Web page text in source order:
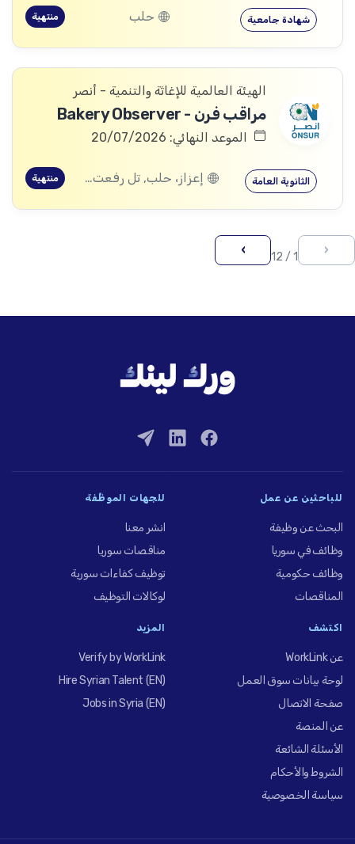
شهادة جامعية حلب منتهية
الهيئة العالمية للإغاثة والتنمية - أنصر
مراقب فرن - Bakery Observer
الموعد النهائي: 20/07/2026
الثانوية العامة إعزاز، حلب, تل رفعت، إعزاز، حلب, كفرنبل، إدلب, إدلب, معرة النعمان، إدلب, كفر زيتا، حماة منتهية
‹
1 / 12
›
للباحثين عن عمل
البحث عن وظيفة
وظائف في سوريا
وظائف حكومية
المناقصات
للجهات الموظِّفة
انشر معنا
مناقصات سوريا
توظيف كفاءات سورية
لوكالات التوظيف
اكتشف
عن WorkLink
لوحة بيانات سوق العمل
صفحة الاتصال
عن المنصة
الأسئلة الشائعة
الشروط والأحكام
سياسة الخصوصية
المزيد
Verify by WorkLink
Hire Syrian Talent (EN)
Jobs in Syria (EN)